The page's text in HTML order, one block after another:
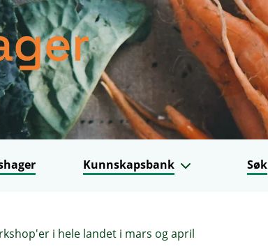
Kunnskapsbank Søk
i hele landet i mars og april